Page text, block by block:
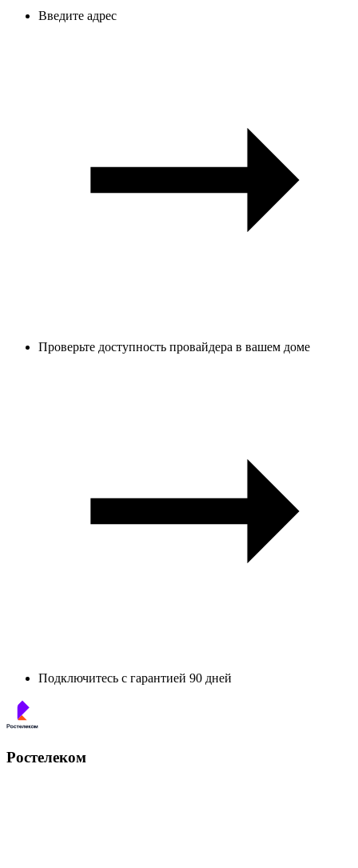
Введите адрес
Проверьте доступность провайдера в вашем доме
Подключитесь с гарантией 90 дней
Ростелеком